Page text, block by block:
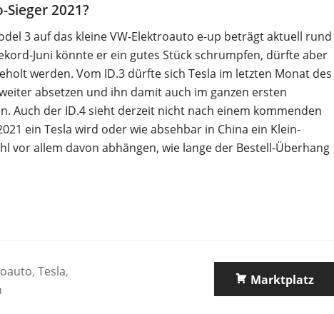
2021?
3 auf das kleine VW-Elektroauto e-up beträgt aktuell rund
Juni könnte er ein gutes Stück schrumpfen, dürfte aber
werden. Vom ID.3 dürfte sich Tesla im letzten Monat des
absetzen und ihn damit auch im ganzen ersten
Auch der ID.4 sieht derzeit nicht nach einem kommenden
ein Tesla wird oder wie absehbar in China ein Klein-
vor allem davon abhängen, wie lange der Bestell-Überhang
, Tesla,
Marktplatz